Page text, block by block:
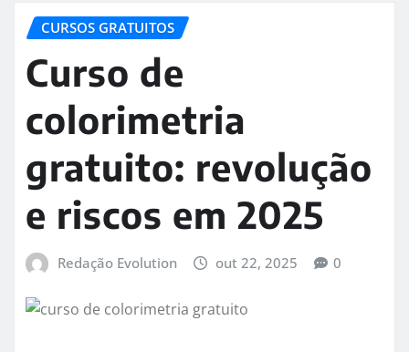
CURSOS GRATUITOS
Curso de
colorimetria
gratuito: revolução
e riscos em 2025
Redação Evolution out 22, 2025 0